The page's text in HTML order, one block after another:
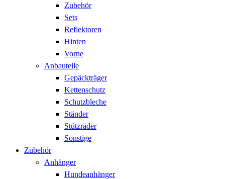
Zubehör
Sets
Reflektoren
Hinten
Vorne
Anbauteile
Gepäckträger
Kettenschutz
Schutzbleche
Ständer
Stützräder
Sonstige
Zubehör
Anhänger
Hundeanhänger